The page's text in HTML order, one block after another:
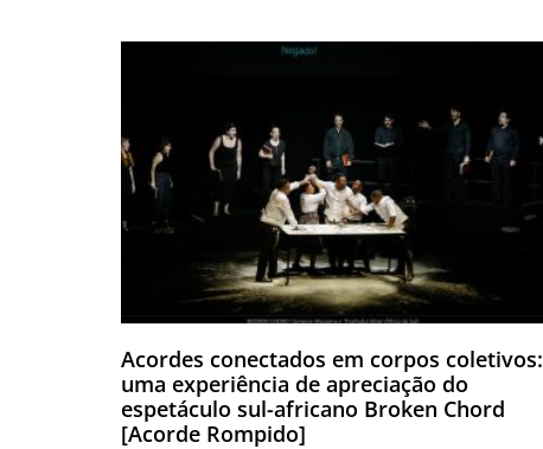
Acordes conectados em corpos coletivos:
uma experiência de apreciação do
espetáculo sul-africano Broken Chord
[Acorde Rompido]